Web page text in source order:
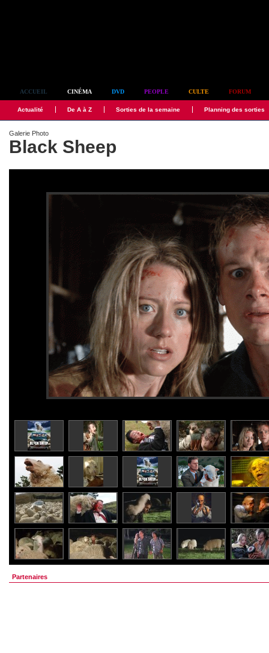
ACCUEIL CINÉMA DVD PEOPLE CULTE FORUM
Actualité De A à Z Sorties de la semaine Planning des sorties
Galerie Photo
Black Sheep
Partenaires